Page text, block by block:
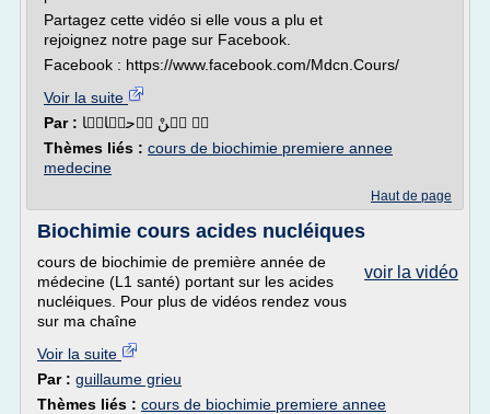
Partagez cette vidéo si elle vous a plu et
rejoignez notre page sur Facebook.
Facebook : https://www.facebook.com/Mdcn.Cours/
Voir la suite
Par : وٙ مٙنْ أٙحيٙاهٙا
Thèmes liés : cours de biochimie premiere annee
medecine
Haut de page
Biochimie cours acides nucléiques
voir la vidéo
cours de biochimie de première année de
médecine (L1 santé) portant sur les acides
nucléiques. Pour plus de vidéos rendez vous
sur ma chaîne
Voir la suite
Par : guillaume grieu
Thèmes liés : cours de biochimie premiere annee